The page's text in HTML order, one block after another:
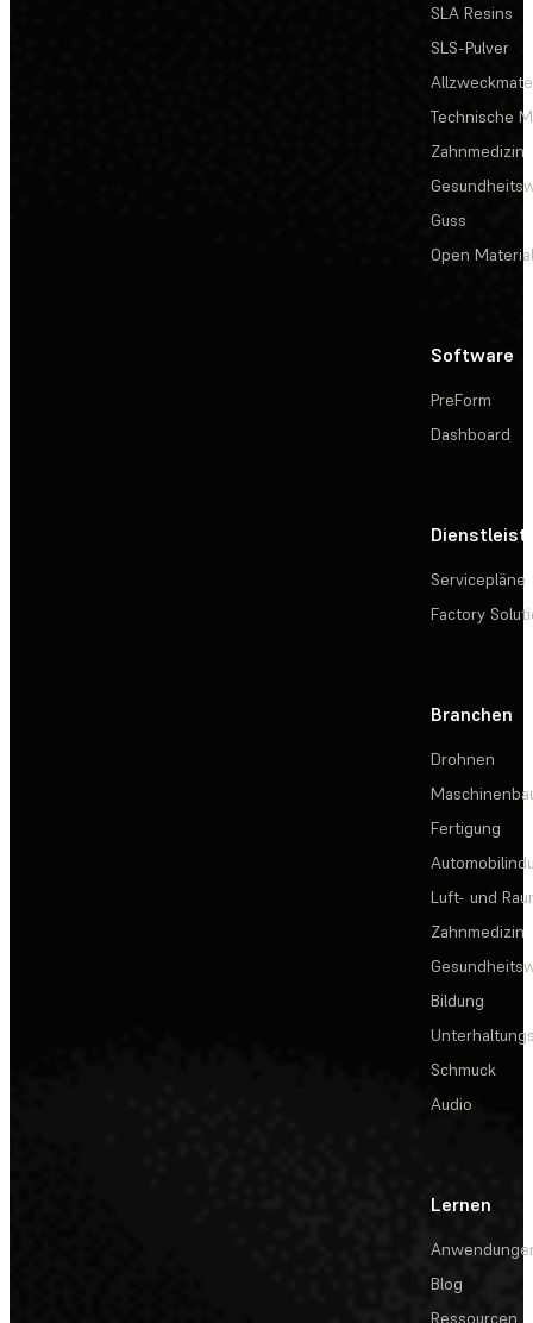
SLA Resins
SLS-Pulver
Technische
Zahnmedizin
Guss
Open
Software
PreForm
Dashboard
Servicepläne
Factory
Branchen
Drohnen
Fertigung
Luft- und
Zahnmedizin
Bildung
Schmuck
Audio
Lernen
Blog
Ressourcen